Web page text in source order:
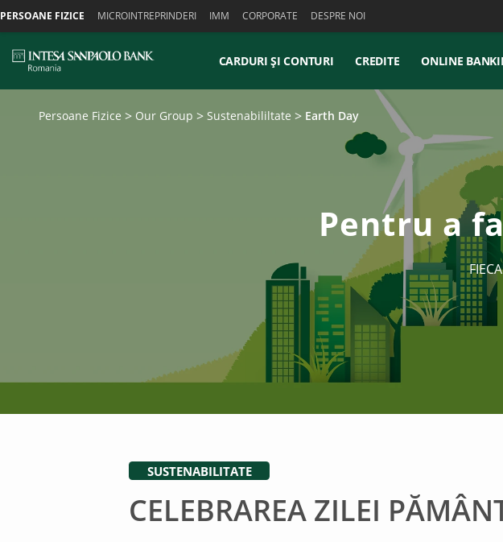
PERSOANE FIZICE MICROINTREPRINDERI IMM CORPORATE DESPRE NOI
CARDURI ȘI CONTURI CREDITE ONLINE
Persoane Fizice Our Group Sustenabililtate Earth Day
Pentru a
SUSTENABILITATE
CELEBRAREA ZILEI